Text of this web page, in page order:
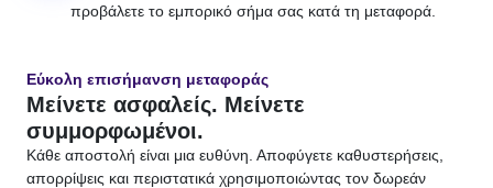
προβάλετε το εμπορικό σήμα σας κατά τη μεταφορά.
Εύκολη επισήμανση μεταφοράς
Μείνετε ασφαλείς. Μείνετε
συμμορφωμένοι.
Κάθε αποστολή είναι μια ευθύνη. Αποφύγετε καθυστερήσεις,
απορρίψεις και περιστατικά χρησιμοποιώντας τον δωρεάν